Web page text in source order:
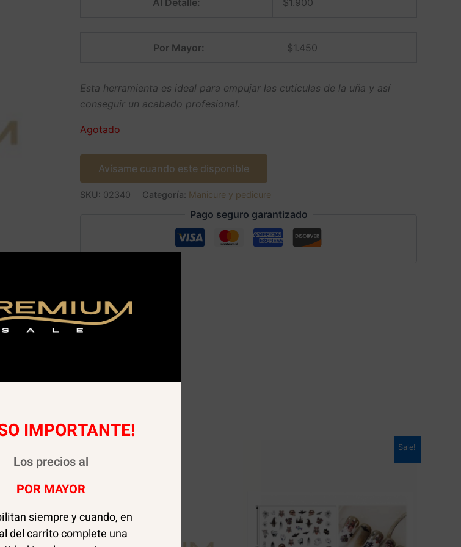
Por Mayor: $1.450
Esta herramienta es ideal para empujar las cutículas de la uña y así
conseguir un acabado profesional.
Agotado
Avísame cuando este disponible
SKU: 02340 Categoría: Manicure y pedicure
Pago seguro garantizado
Sale!
IMPORTANTE!
Los precios al
POR MAYOR
siempre y cuando, en
del carrito complete una